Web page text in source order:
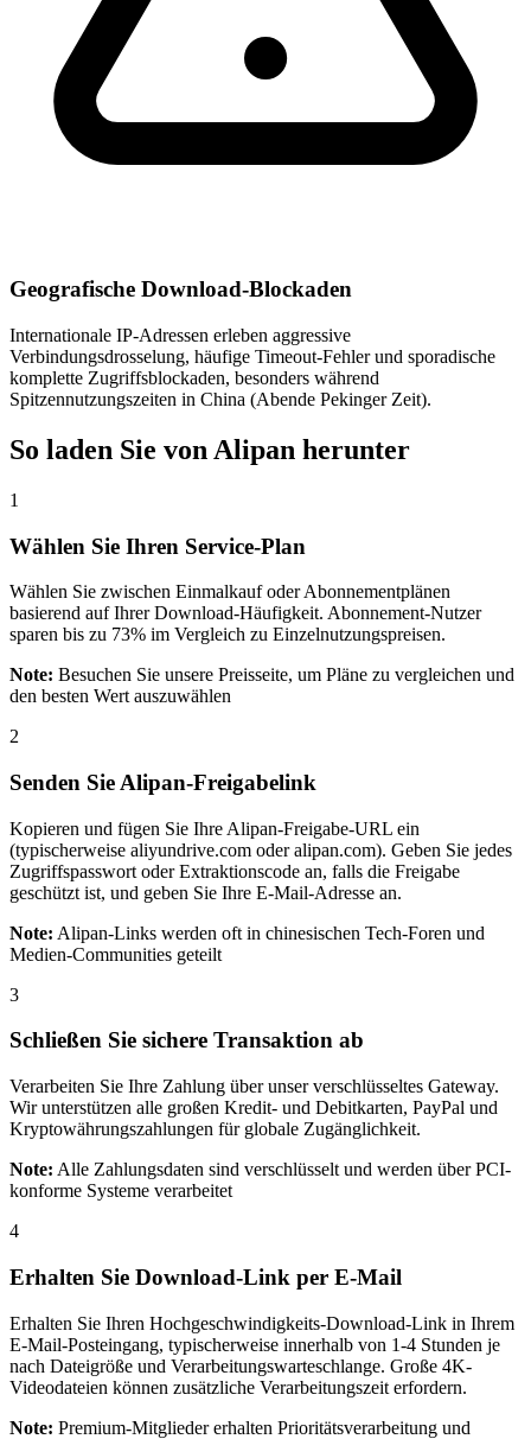
Geografische Download-Blockaden
Internationale IP-Adressen erleben aggressive
Verbindungsdrosselung, häufige Timeout-Fehler und sporadische
komplette Zugriffsblockaden, besonders während
Spitzennutzungszeiten in China (Abende Pekinger Zeit).
So laden Sie von Alipan herunter
1
Wählen Sie Ihren Service-Plan
Wählen Sie zwischen Einmalkauf oder Abonnementplänen
basierend auf Ihrer Download-Häufigkeit. Abonnement-Nutzer
sparen bis zu 73% im Vergleich zu Einzelnutzungspreisen.
Note: Besuchen Sie unsere Preisseite, um Pläne zu vergleichen und
den besten Wert auszuwählen
2
Senden Sie Alipan-Freigabelink
Kopieren und fügen Sie Ihre Alipan-Freigabe-URL ein
(typischerweise aliyundrive.com oder alipan.com). Geben Sie jedes
Zugriffspasswort oder Extraktionscode an, falls die Freigabe
geschützt ist, und geben Sie Ihre E-Mail-Adresse an.
Note: Alipan-Links werden oft in chinesischen Tech-Foren und
Medien-Communities geteilt
3
Schließen Sie sichere Transaktion ab
Verarbeiten Sie Ihre Zahlung über unser verschlüsseltes Gateway.
Wir unterstützen alle großen Kredit- und Debitkarten, PayPal und
Kryptowährungszahlungen für globale Zugänglichkeit.
Note: Alle Zahlungsdaten sind verschlüsselt und werden über PCI-
konforme Systeme verarbeitet
4
Erhalten Sie Download-Link per E-Mail
Erhalten Sie Ihren Hochgeschwindigkeits-Download-Link in Ihrem
E-Mail-Posteingang, typischerweise innerhalb von 1-4 Stunden je
nach Dateigröße und Verarbeitungswarteschlange. Große 4K-
Videodateien können zusätzliche Verarbeitungszeit erfordern.
Note: Premium-Mitglieder erhalten Prioritätsverarbeitung und